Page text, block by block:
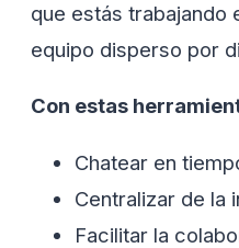
que estás trabajando
equipo disperso por
Con estas
Chatear en
Centralizar de la
Facilitar la